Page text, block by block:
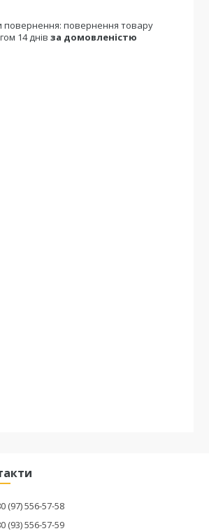
повернення товару
14 днів за домовленістю
(97) 556-57-58
(93) 556-57-59